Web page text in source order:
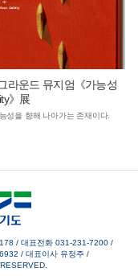
라운드 뮤지엄《가능성
》展
성을 향해 나아가는 존재이다.
/ 대표전화 031-231-7200 /
/ 대표이사 유정주/